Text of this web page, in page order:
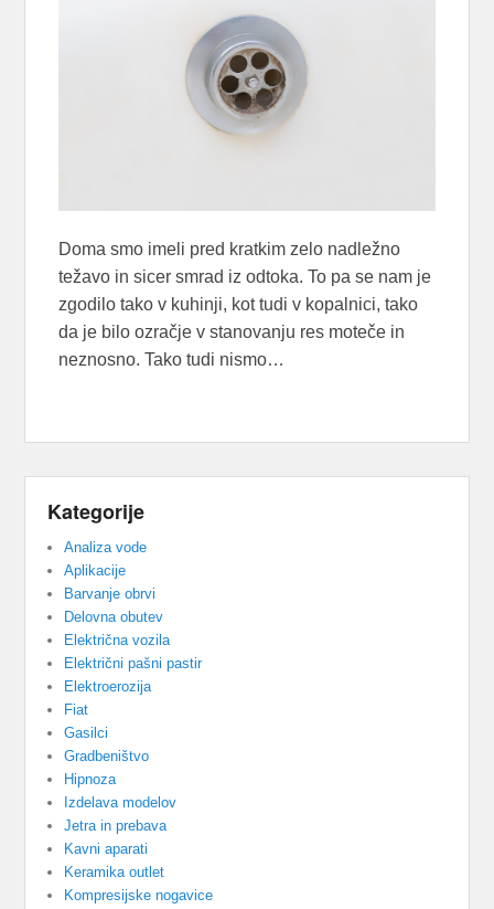
Doma smo imeli pred kratkim zelo nadležno
težavo in sicer smrad iz odtoka. To pa se nam je
zgodilo tako v kuhinji, kot tudi v kopalnici, tako
da je bilo ozračje v stanovanju res moteče in
neznosno. Tako tudi nismo…
Kategorije
Analiza vode
Aplikacije
Barvanje obrvi
Delovna obutev
Električna vozila
Električni pašni pastir
Elektroerozija
Fiat
Gasilci
Gradbeništvo
Hipnoza
Izdelava modelov
Jetra in prebava
Kavni aparati
Keramika outlet
Kompresijske nogavice